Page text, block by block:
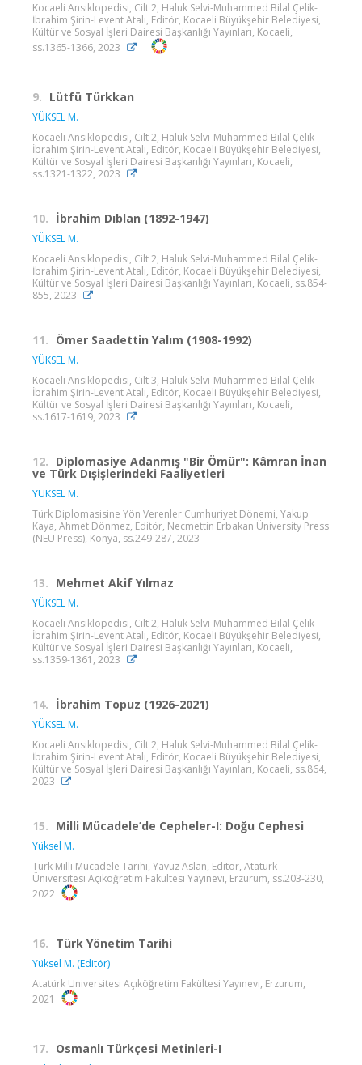
Kocaeli Ansiklopedisi, Cilt 2, Haluk Selvi-Muhammed Bilal Çelik-
İbrahim Şirin-Levent Atalı, Editör, Kocaeli Büyükşehir Belediyesi,
Kültür ve Sosyal İşleri Dairesi Başkanlığı Yayınları, Kocaeli,
ss.1365-1366, 2023
9. Lütfü Türkkan
YÜKSEL M.
Kocaeli Ansiklopedisi, Cilt 2, Haluk Selvi-Muhammed Bilal Çelik-
İbrahim Şirin-Levent Atalı, Editör, Kocaeli Büyükşehir Belediyesi,
Kültür ve Sosyal İşleri Dairesi Başkanlığı Yayınları, Kocaeli,
ss.1321-1322, 2023
10. İbrahim Dıblan (1892-1947)
YÜKSEL M.
Kocaeli Ansiklopedisi, Cilt 2, Haluk Selvi-Muhammed Bilal Çelik-
İbrahim Şirin-Levent Atalı, Editör, Kocaeli Büyükşehir Belediyesi,
Kültür ve Sosyal İşleri Dairesi Başkanlığı Yayınları, Kocaeli, ss.854-
855, 2023
11. Ömer Saadettin Yalım (1908-1992)
YÜKSEL M.
Kocaeli Ansiklopedisi, Cilt 3, Haluk Selvi-Muhammed Bilal Çelik-
İbrahim Şirin-Levent Atalı, Editör, Kocaeli Büyükşehir Belediyesi,
Kültür ve Sosyal İşleri Dairesi Başkanlığı Yayınları, Kocaeli,
ss.1617-1619, 2023
12. Diplomasiye Adanmış "Bir Ömür": Kâmran İnan
ve Türk Dışişlerindeki Faaliyetleri
YÜKSEL M.
Türk Diplomasisine Yön Verenler Cumhuriyet Dönemi, Yakup
Kaya, Ahmet Dönmez, Editör, Necmettin Erbakan Üniversity Press
(NEU Press), Konya, ss.249-287, 2023
13. Mehmet Akif Yılmaz
YÜKSEL M.
Kocaeli Ansiklopedisi, Cilt 2, Haluk Selvi-Muhammed Bilal Çelik-
İbrahim Şirin-Levent Atalı, Editör, Kocaeli Büyükşehir Belediyesi,
Kültür ve Sosyal İşleri Dairesi Başkanlığı Yayınları, Kocaeli,
ss.1359-1361, 2023
14. İbrahim Topuz (1926-2021)
YÜKSEL M.
Kocaeli Ansiklopedisi, Cilt 2, Haluk Selvi-Muhammed Bilal Çelik-
İbrahim Şirin-Levent Atalı, Editör, Kocaeli Büyükşehir Belediyesi,
Kültür ve Sosyal İşleri Dairesi Başkanlığı Yayınları, Kocaeli, ss.864,
2023
15. Milli Mücadele’de Cepheler-I: Doğu Cephesi
Yüksel M.
Türk Milli Mücadele Tarihi, Yavuz Aslan, Editör, Atatürk
Üniversitesi Açıköğretim Fakültesi Yayınevi, Erzurum, ss.203-230,
2022
16. Türk Yönetim Tarihi
Yüksel M. (Editör)
Atatürk Üniversitesi Açıköğretim Fakültesi Yayınevi, Erzurum,
2021
17. Osmanlı Türkçesi Metinleri-I